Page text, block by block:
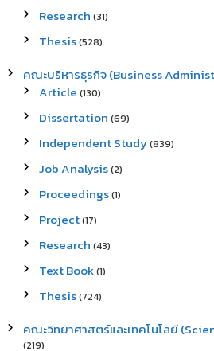
Research (31)
Thesis(528)
คณะบริหารธุรกิจ (Business
Article (130)
Dissertation (69)
Independent Study(839)
Job Analysis(2)
Proceedings(1)
Project(17)
Research (43)
Text Book(1)
Thesis(724)
คณะวิทยาศาสตร์และเทคโนโลยี
(219)